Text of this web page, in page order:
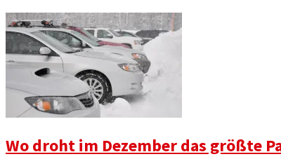
Wo droht im Dezember das größte